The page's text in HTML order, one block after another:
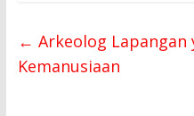
← Arkeolog Lapangan
Kemanusiaan